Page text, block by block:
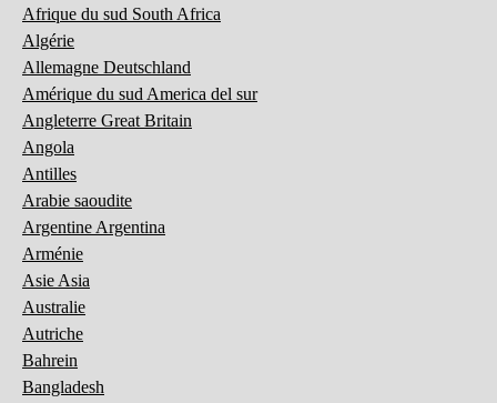
Afrique du sud South Africa
Algérie
Allemagne Deutschland
Amérique du sud America del sur
Angleterre Great Britain
Angola
Antilles
Arabie saoudite
Argentine Argentina
Arménie
Asie Asia
Australie
Autriche
Bahrein
Bangladesh